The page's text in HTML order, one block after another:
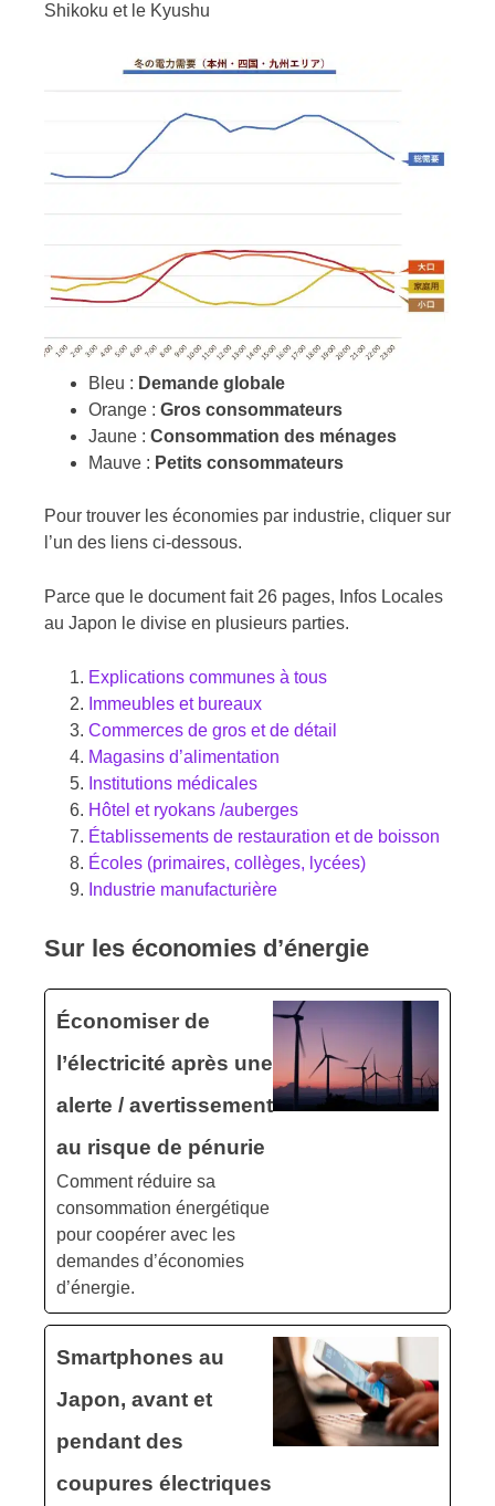
Shikoku et le Kyushu
Bleu : Demande globale
Orange : Gros consommateurs
Jaune : Consommation des ménages
Mauve : Petits consommateurs
Pour trouver les économies par industrie, cliquer sur
l’un des liens ci-dessous.
Parce que le document fait 26 pages, Infos Locales
au Japon le divise en plusieurs parties.
Explications communes à tous
Immeubles et bureaux
Commerces de gros et de détail
Magasins d’alimentation
Institutions médicales
Hôtel et ryokans /auberges
Établissements de restauration et de boisson
Écoles (primaires, collèges, lycées)
Industrie manufacturière
Sur les économies d’énergie
Économiser de
l’électricité après une
alerte / avertissement
au risque de pénurie
Comment réduire sa
consommation énergétique
pour coopérer avec les
demandes d’économies
d’énergie.
Smartphones au
Japon, avant et
pendant des
coupures électriques